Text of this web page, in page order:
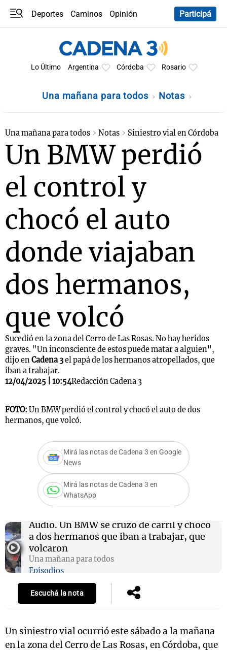
Deportes Caminos
Opinión
Participá
Lo Último Argentina Córdoba Rosario
Una mañana para todos Notas
Una mañana para todos Notas Siniestro vial en Córdoba
Un BMW perdió
el control y
chocó el auto
donde viajaban
dos hermanos,
que volcó
Sucedió en la zona del Cerro de Las Rosas. No hay heridos
graves. "Un inconsciente de estos puede matar a alguien",
dijo enCadena 3el papá de los hermanos atropellados, que
iban a trabajar.
12/04/2025 | 10:54Redacción Cadena 3
FOTO: Un BMW perdió el control y chocó el auto de dos
hermanos, que volcó.
Mirá las notas de Cadena 3 en Google
News
Mirá las notas de Cadena 3 en
WhatsApp
Audio. Un BMW se cruzó de carril y chocó
a dos hermanos que iban a trabajar, que
volcaron
Una mañana para todos
Episodios
Escuchá la nota
Un siniestro vial ocurrió este sábado a la mañana
en la zona del Cerro de Las Rosas, en Córdoba, que
Mundial 2026
La Sole en
Cadena 3